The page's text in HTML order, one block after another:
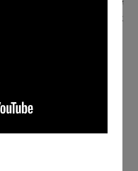
布萊頓邊緣藝術節獎的提